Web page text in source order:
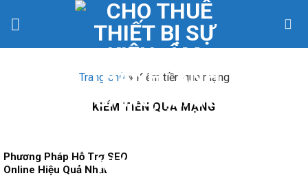
Trang chủ » Kiếm tiền qua mạng
KIẾM TIỀN QUA MẠNG
Phương Pháp Hỗ Trợ SEO
Online Hiệu Quả Nhất